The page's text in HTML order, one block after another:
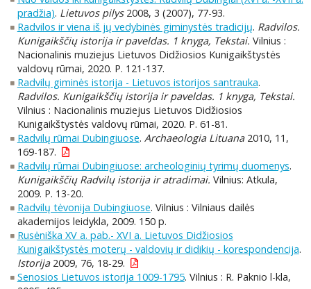
pradžia). Lietuvos pilys2008, 3 (2007), 77-93.
Radvilos ir viena iš jų vedybinės giminystės tradicijų. Radvilos.
Kunigaikščių istorija ir paveldas. 1 knyga, Tekstai. Vilnius :
Nacionalinis muziejus Lietuvos Didžiosios Kunigaikštystės
valdovų rūmai, 2020. P. 121-137.
Radvilų giminės istorija - Lietuvos istorijos santrauka.
Radvilos. Kunigaikščių istorija ir paveldas. 1 knyga, Tekstai.
Vilnius : Nacionalinis muziejus Lietuvos Didžiosios
Kunigaikštystės valdovų rūmai, 2020. P. 61-81.
Radvilų rūmai Dubingiuose. Archaeologia Lituana2010, 11,
169-187.
Radvilų rūmai Dubingiuose: archeologinių tyrimų duomenys.
Kunigaikščių Radvilų istorija ir atradimai. Vilnius: Atkula,
2009. P. 13-20.
Radvilų tėvonija Dubingiuose. Vilnius : Vilniaus dailės
akademijos leidykla, 2009. 150 p.
Rusėniška XV a. pab.- XVI a. Lietuvos Didžiosios
Kunigaikštystės moterų - valdovių ir didikių - korespondencija.
Istorija2009, 76, 18-29.
Senosios Lietuvos istorija 1009-1795. Vilnius : R. Paknio l-kla,